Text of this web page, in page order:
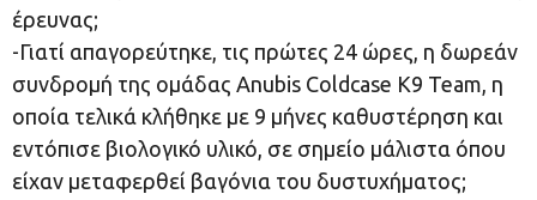
έρευνας;
-Γιατί απαγορεύτηκε, τις πρώτες 24 ώρες, η δωρεάν
συνδρομή της ομάδας Anubis Coldcase K9 Team, η
οποία τελικά κλήθηκε με 9 μήνες καθυστέρηση και
εντόπισε βιολογικό υλικό, σε σημείο μάλιστα όπου
είχαν μεταφερθεί βαγόνια του δυστυχήματος;